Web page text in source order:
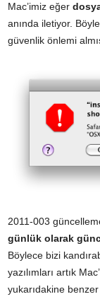
Mac’imiz eğer
anında iletiyor.
güvenlik önlemi
2011-003
günlük olarak
Böylece bizi
yazılımları artık
yukarıdakine